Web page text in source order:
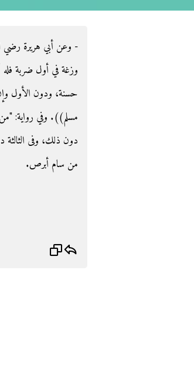
- وعن أبي هريرة رضي
وزغة في أول ضربة فله
حسنة، ودون الأول
مسلم‏)‏‏)‏‏.‏ وفي رواية‏:‏
دون ذلك، وفى
من سام أبرص.